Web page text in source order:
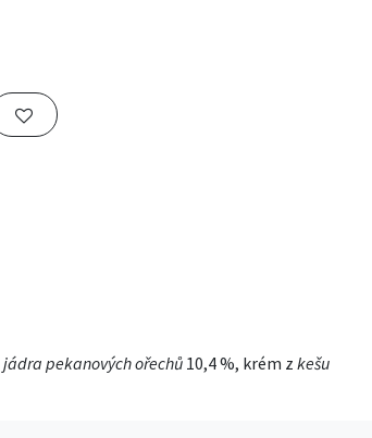
jádra pekanových ořechů 10,4 %, krém z kešu